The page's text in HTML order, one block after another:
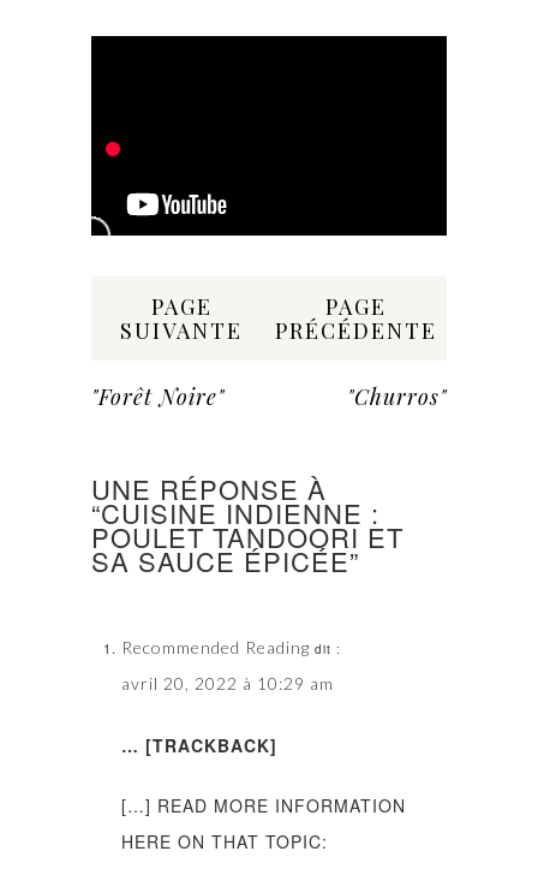
PAGE
SUIVANTE
"Forêt Noire"
PAGE
PRÉCÉDENTE
"Churros"
UNE RÉPONSE À
“CUISINE INDIENNE :
POULET TANDOORI ET
SA SAUCE ÉPICÉE”
Recommended Reading dit :
avril 20, 2022 à 10:29 am
… [TRACKBACK]
[…] READ MORE INFORMATION
HERE ON THAT TOPIC: